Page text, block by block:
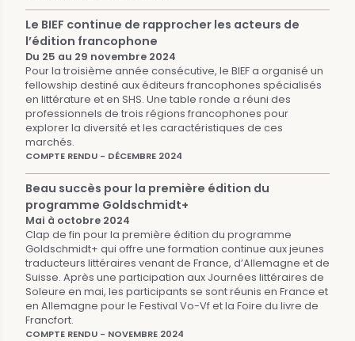
Le BIEF continue de rapprocher les acteurs de
l’édition francophone
Du 25 au 29 novembre 2024
Pour la troisième année consécutive, le BIEF a organisé un
fellowship destiné aux éditeurs francophones spécialisés
en littérature et en SHS. Une table ronde a réuni des
professionnels de trois régions francophones pour
explorer la diversité et les caractéristiques de ces
marchés.
COMPTE RENDU - DÉCEMBRE 2024
Beau succès pour la première édition du
programme Goldschmidt+
Mai à octobre 2024
Clap de fin pour la première édition du programme
Goldschmidt+ qui offre une formation continue aux jeunes
traducteurs littéraires venant de France, d’Allemagne et de
Suisse. Après une participation aux Journées littéraires de
Soleure en mai, les participants se sont réunis en France et
en Allemagne pour le Festival Vo-Vf et la Foire du livre de
Francfort.
COMPTE RENDU - NOVEMBRE 2024